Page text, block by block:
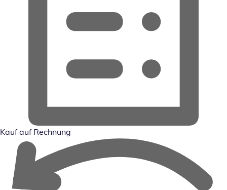
Kauf auf Rechnung